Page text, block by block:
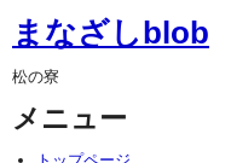
まなざしblob
松の寮
メニュー